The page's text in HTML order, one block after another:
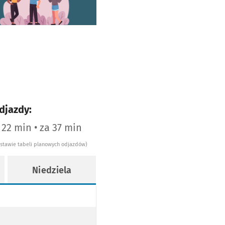
min • za 37 min
tabeli planowych odjazdów)
Niedziela
NISKOPODŁOGOWY
5
PRZEZ TRAMWAJ NISKOPODŁOGOWY